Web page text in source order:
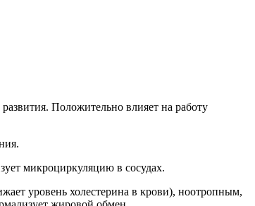
Положительно влияет на работу
микроциркуляцию в сосудах.
уровень холестерина в крови), ноотропным,